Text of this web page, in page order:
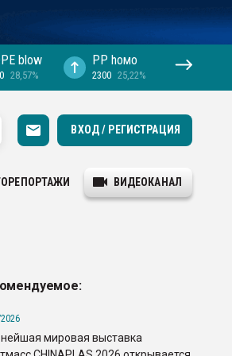
blow
28,57%
PP hомо
2300 25,22%
ВХОД / РЕГИСТРАЦИЯ
ВИДЕОКАНАЛ
мировая выставка